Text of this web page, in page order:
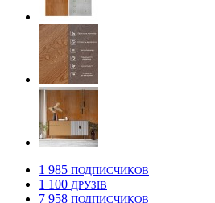
1 985 ПОДПИСЧИКОВ
1 100 ДРУЗІВ
7 958 ПОДПИСЧИКОВ